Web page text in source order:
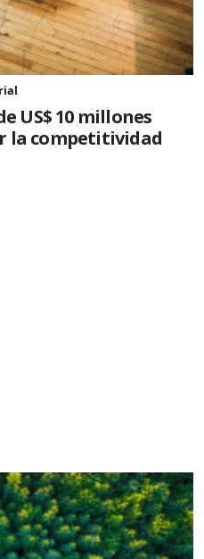
US$ 10 millones
la competitividad